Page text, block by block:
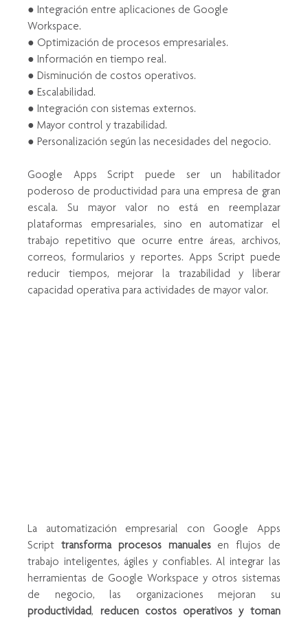
● Integración entre aplicaciones de Google
Workspace.
● Optimización de procesos empresariales.
● Información en tiempo real.
● Disminución de costos operativos.
● Escalabilidad.
● Integración con sistemas externos.
● Mayor control y trazabilidad.
● Personalización según las necesidades del negocio.
Google Apps Script puede ser un habilitador
poderoso de productividad para una empresa de gran
escala. Su mayor valor no está en reemplazar
plataformas empresariales, sino en automatizar el
trabajo repetitivo que ocurre entre áreas, archivos,
correos, formularios y reportes. Apps Script puede
reducir tiempos, mejorar la trazabilidad y liberar
capacidad operativa para actividades de mayor valor.
La automatización empresarial con Google Apps
Script transforma procesos manuales en flujos de
trabajo inteligentes, ágiles y confiables. Al integrar las
herramientas de Google Workspace y otros sistemas
productividad, reducen costos operativos y toman